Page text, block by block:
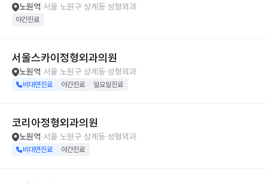
노원역 서울 노원구 상계동 성형외과
야간진료
서울스카이정형외과의원
노원역 서울 노원구 상계동 성형외과
비대면진료 야간진료 일요일진료
코리아정형외과의원
노원역 서울 노원구 상계동 성형외과
비대면진료 야간진료